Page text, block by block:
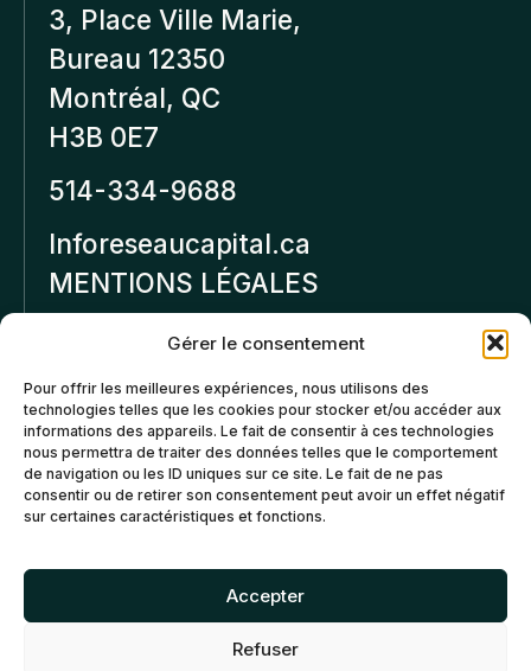
Gérer le consentement
Pour offrir les meilleures expériences, nous utilisons des
technologies telles que les cookies pour stocker et/ou accéder aux
informations des appareils. Le fait de consentir à ces technologies
nous permettra de traiter des données telles que le comportement
de navigation ou les ID uniques sur ce site. Le fait de ne pas
consentir ou de retirer son consentement peut avoir un effet négatif
sur certaines caractéristiques et fonctions.
Accepter
Refuser
3, Place Ville Marie,
Bureau 12350
Montréal, QC
H3B 0E7
514-334-9688
Inforeseaucapital.ca
MENTIONS LÉGALES
Politique de
confidentialité
Politiques d’annulation et
de remboursement
Politique de cookies (CA)
©2026 Réseau Capital. Tous